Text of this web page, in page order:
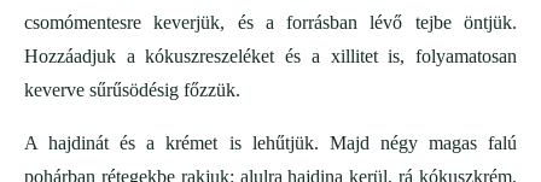
csomómentesre keverjük, és a forrásban lévő tejbe öntjük.
Hozzáadjuk a kókuszreszeléket és a xillitet is, folyamatosan
keverve sűrűsödésig főzzük.
A hajdinát és a krémet is lehűtjük. Majd négy magas falú
pohárban rétegekbe rakjuk: alulra hajdina kerül, rá kókuszkrém,